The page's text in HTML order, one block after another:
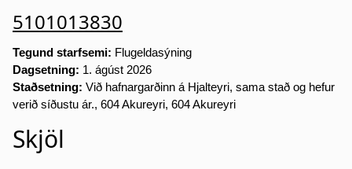
5101013830
Tegund starfsemi: Flugeldasýning
Dagsetning: 1. ágúst 2026
Staðsetning: Við hafnargarðinn á Hjalteyri, sama stað og hefur
verið síðustu ár., 604 Akureyri, 604 Akureyri
Skjöl